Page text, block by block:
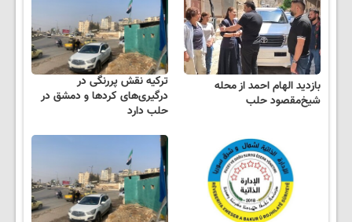
بازدید الهام احمد از محله
شیخ‌مقصود حلب
ترکیه نقش پررنگی در
درگیری‌های کردها و دمشق در
حلب دارد